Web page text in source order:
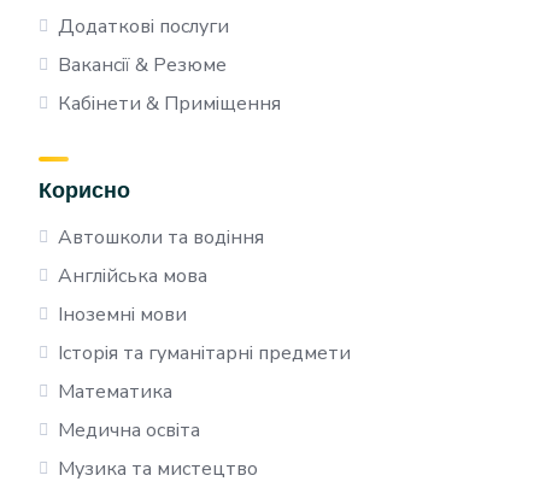
Додаткові послуги
Вакансії & Резюме
Кабінети & Приміщення
Корисно
Автошколи та водіння
Англійська мова
Іноземні мови
Історія та гуманітарні предмети
Математика
Медична освіта
Музика та мистецтво